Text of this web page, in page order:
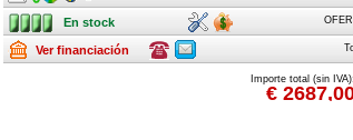
En stock En stock Instalación
Precio
Especial
RentingVer financiación
Consulte
ofertas
Consulte
ofertas
Importe total (sin IVA):
€